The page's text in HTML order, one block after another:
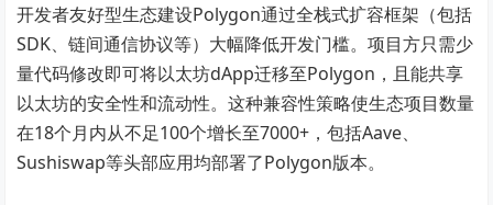
开发者友好型生态建设Polygon通过全栈式扩容框架（包括
SDK、链间通信协议等）大幅降低开发门槛。项目方只需少
量代码修改即可将以太坊dApp迁移至Polygon，且能共享
以太坊的安全性和流动性。这种兼容性策略使生态项目数量
在18个月内从不足100个增长至7000+，包括Aave、
Sushiswap等头部应用均部署了Polygon版本。